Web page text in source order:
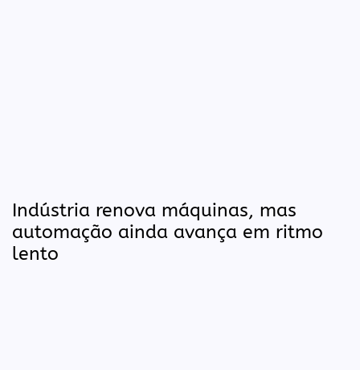
Indústria renova máquinas, mas
automação ainda avança em ritmo
lento